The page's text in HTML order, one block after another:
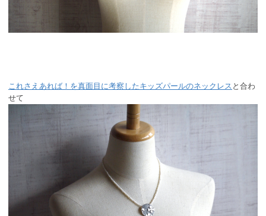
これさえあれば！を真面目に考察したキッズパールのネックレス と合わ
せて